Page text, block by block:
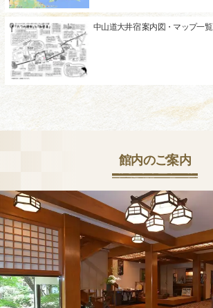
中山道大井宿 案内図・マップ一覧
館内のご案内